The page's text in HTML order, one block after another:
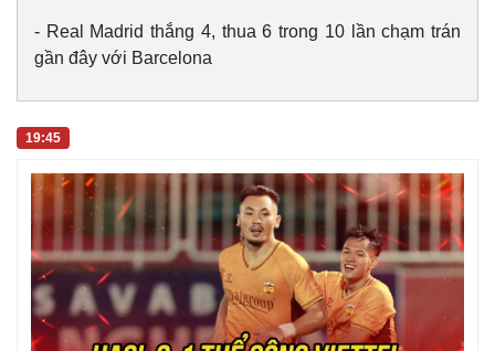
- Real Madrid thắng 4, thua 6 trong 10 lần chạm trán
gần đây với Barcelona
19:45